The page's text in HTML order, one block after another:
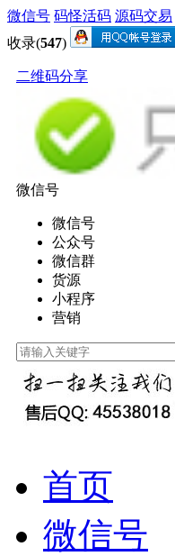
微信号 码怪活码 源码交易
收录(547)
二维码分享
微信号
微信号
公众号
微信群
货源
小程序
营销
首页
微信号